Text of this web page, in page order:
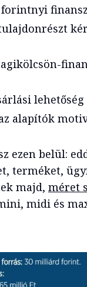
alapítók
ezen belül:
terméket,
majd, méret
midi és